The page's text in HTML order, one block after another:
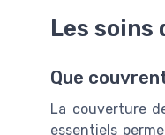
Les soins
Que
La couverture
essentiels